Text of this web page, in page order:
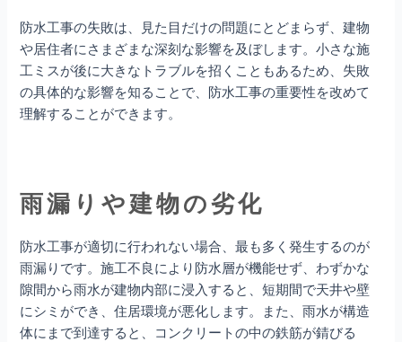
防水工事の失敗は、見た目だけの問題にとどまらず、建物
や居住者にさまざまな深刻な影響を及ぼします。小さな施
工ミスが後に大きなトラブルを招くこともあるため、失敗
の具体的な影響を知ることで、防水工事の重要性を改めて
理解することができます。
雨漏りや建物の劣化
防水工事が適切に行われない場合、最も多く発生するのが
雨漏りです。施工不良により防水層が機能せず、わずかな
隙間から雨水が建物内部に浸入すると、短期間で天井や壁
にシミができ、住居環境が悪化します。また、雨水が構造
体にまで到達すると、コンクリートの中の鉄筋が錆びる